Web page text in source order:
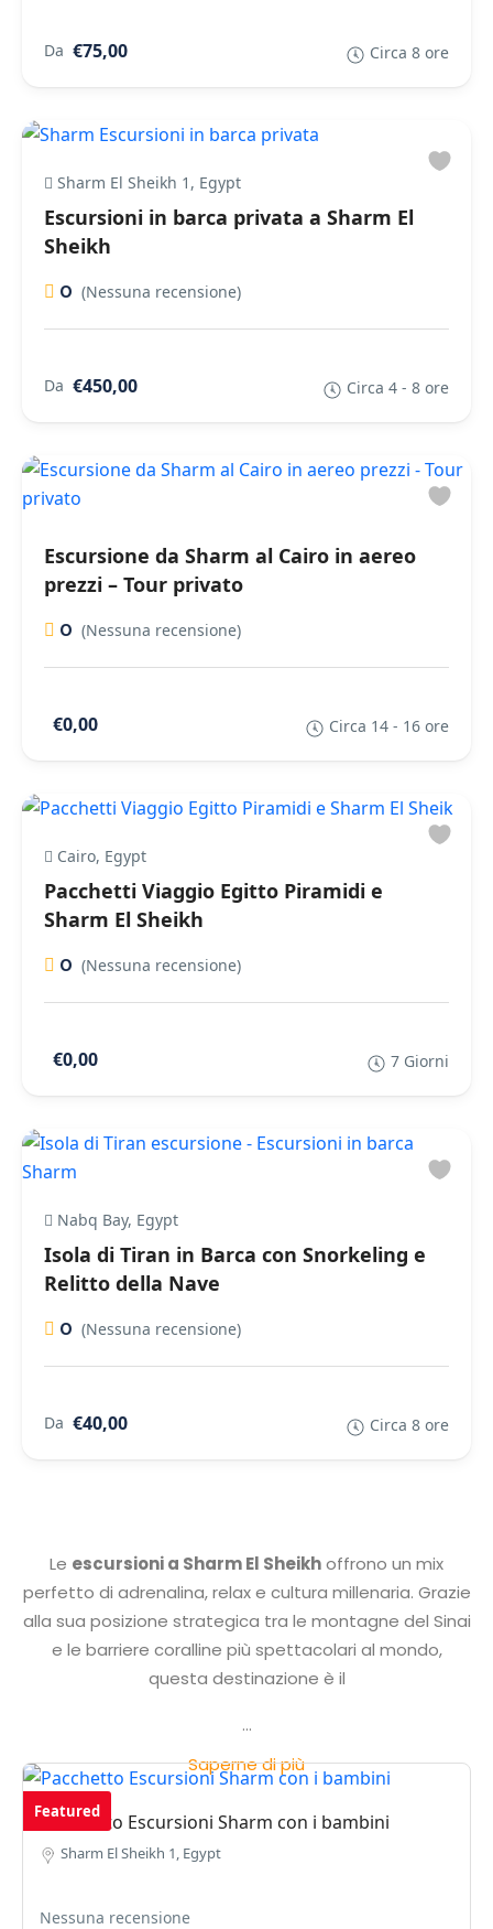
Da €75,00 Circa 8 ore
Sharm El Sheikh 1, Egypt
Escursioni in barca privata a Sharm El
Sheikh
0 (Nessuna recensione)
Da €450,00 Circa 4 - 8 ore
Escursione da Sharm al Cairo in aereo
prezzi – Tour privato
0 (Nessuna recensione)
€0,00 Circa 14 - 16 ore
Cairo, Egypt
Pacchetti Viaggio Egitto Piramidi e
Sharm El Sheikh
0 (Nessuna recensione)
€0,00 7 Giorni
Nabq Bay, Egypt
Isola di Tiran in Barca con Snorkeling e
Relitto della Nave
0 (Nessuna recensione)
Da €40,00 Circa 8 ore
Le escursioni a Sharm El Sheikhoffrono un mix
perfetto di adrenalina, relax e cultura millenaria. Grazie
alla sua posizione strategica tra le montagne del Sinai
e le barriere coralline più spettacolari al mondo,
questa destinazione è il
...
Saperne di più
Featured
Pacchetto Escursioni Sharm con i bambini
Sharm El Sheikh 1, Egypt
Nessuna recensione